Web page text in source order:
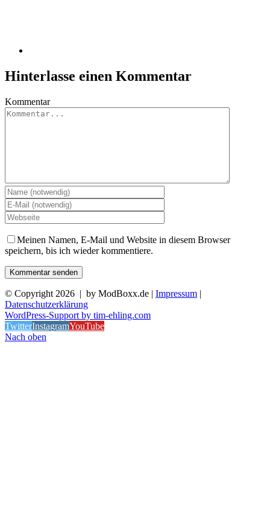
Hinterlasse einen Kommentar
Kommentar
Meinen Namen, E-Mail und Website in diesem Browser
speichern, bis ich wieder kommentiere.
© Copyright 2026 | by ModBoxx.de | Impressum |
Datenschutzerklärung
WordPress-Support by tim-ehling.com
TwitterInstagramYouTube
Nach oben